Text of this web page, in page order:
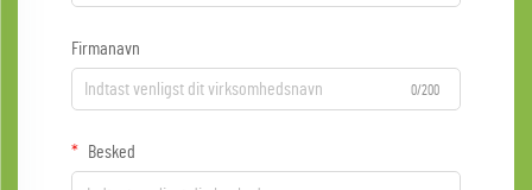
Firmanavn
0/200
Besked